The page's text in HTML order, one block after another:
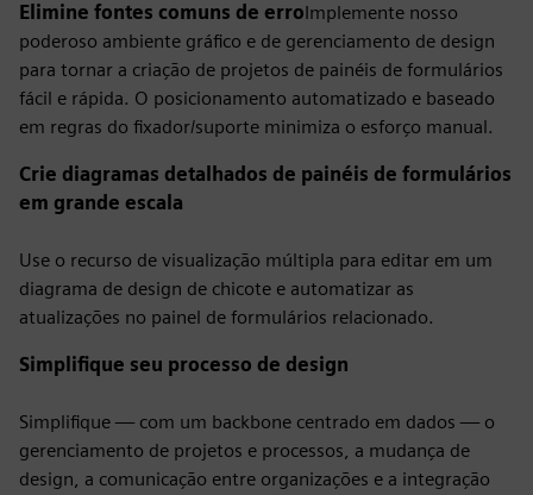
Elimine fontes comuns de erroImplemente nosso
poderoso ambiente gráfico e de gerenciamento de design
para tornar a criação de projetos de painéis de formulários
fácil e rápida. O posicionamento automatizado e baseado
em regras do fixador/suporte minimiza o esforço manual.
Crie diagramas detalhados de painéis de formulários
em grande escala
Use o recurso de visualização múltipla para editar em um
diagrama de design de chicote e automatizar as
atualizações no painel de formulários relacionado.
Simplifique seu processo de design
Simplifique — com um backbone centrado em dados — o
gerenciamento de projetos e processos, a mudança de
design, a comunicação entre organizações e a integração